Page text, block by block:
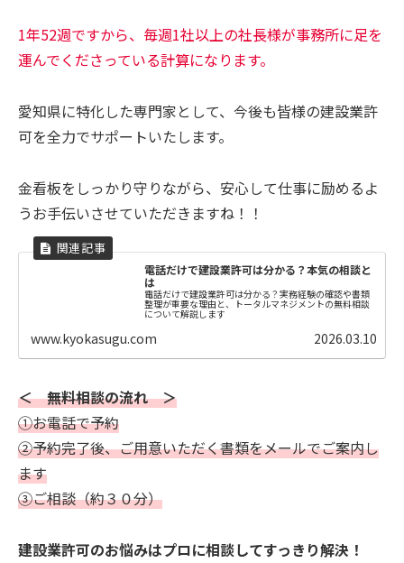
1年52週ですから、毎週1社以上の社長様が事務所に足を
運んでくださっている計算になります。
愛知県に特化した専門家として、今後も皆様の建設業許
可を全力でサポートいたします。
金看板をしっかり守りながら、安心して仕事に励めるよ
うお手伝いさせていただきますね！！
電話だけで建設業許可は分かる？本気の相談と
は
電話だけで建設業許可は分かる？実務経験の確認や書類
整理が重要な理由と、トータルマネジメントの無料相談
について解説します
www.kyokasugu.com 2026.03.10
＜ 無料相談の流れ ＞
①お電話で予約
②予約完了後、ご用意いただく書類をメールでご案内し
ます
③ご相談（約３０分）
建設業許可のお悩みはプロに相談してすっきり解決！